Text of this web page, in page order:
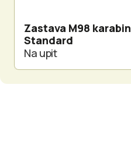
Zastava M98 karabin
Standard
Na upit